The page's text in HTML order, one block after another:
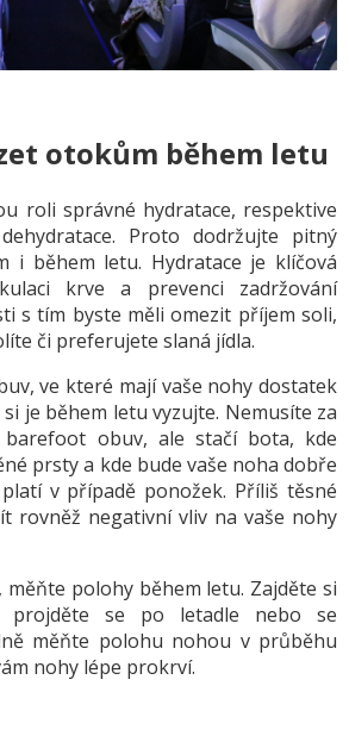
otokům během letu
roli správné hydratace, respektive
Proto dodržujte pitný
i během letu. Hydratace je klíčová
krve a prevenci zadržování
s tím byste měli omezit příjem soli,
či preferujete slaná jídla.
ve které mají vaše nohy dostatek
je během letu vyzujte. Nemusíte za
obuv, ale stačí bota, kde
prsty a kde bude vaše noha dobře
platí v případě ponožek. Příliš těsné
rovněž negativní vliv na vaše nohy
měňte polohy během letu. Zajděte si
projděte se po letadle nebo se
měňte polohu nohou v průběhu
nohy lépe prokrví.